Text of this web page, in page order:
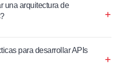
una arquitectura de
para desarrollar APIs